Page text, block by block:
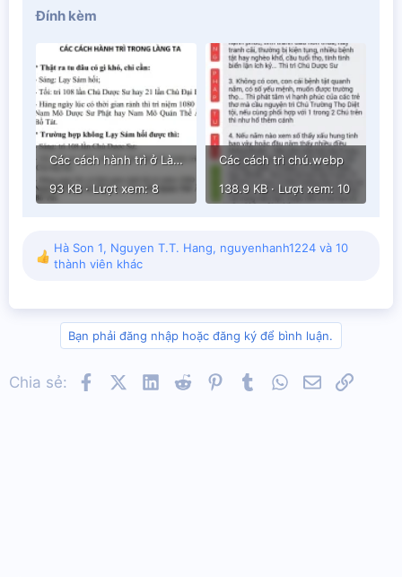
Đính kèm
Các cách hành trì ở Làng Ta.webp
93 KB · Lượt xem: 8
Các cách trì chú.webp
138.9 KB · Lượt xem: 10
R
c
s
Hà Son 1, Nguyen T.T. Hang, nguyenhanh1224 và 10
thành viên khác
Bạn phải đăng nhập hoặc đăng ký để bình luận.
Chia sẻ: FacebookX (Twitter)
LinkedIn
RedditPinterest
TumblrWhatsApp
EmailLink